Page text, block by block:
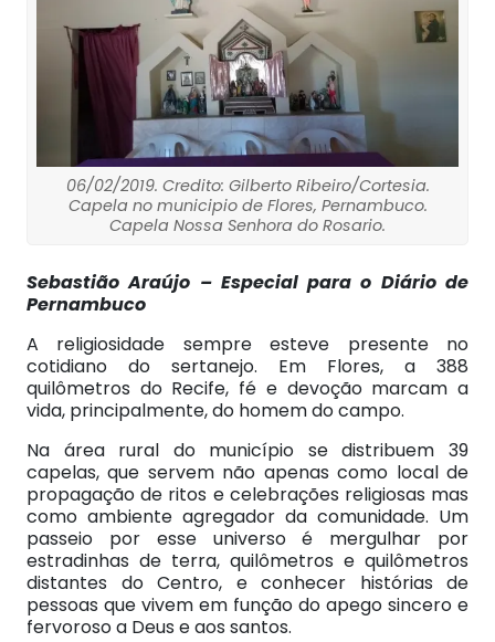
06/02/2019. Credito: Gilberto Ribeiro/Cortesia.
Capela no municipio de Flores, Pernambuco.
Capela Nossa Senhora do Rosario.
Sebastião Araújo – Especial para o Diário de
Pernambuco
A religiosidade sempre esteve presente no
cotidiano do sertanejo. Em Flores, a 388
quilômetros do Recife, fé e devoção marcam a
vida, principalmente, do homem do campo.
Na área rural do município se distribuem 39
capelas, que servem não apenas como local de
propagação de ritos e celebrações religiosas mas
como ambiente agregador da comunidade. Um
passeio por esse universo é mergulhar por
estradinhas de terra, quilômetros e quilômetros
distantes do Centro, e conhecer histórias de
pessoas que vivem em função do apego sincero e
fervoroso a Deus e aos santos.